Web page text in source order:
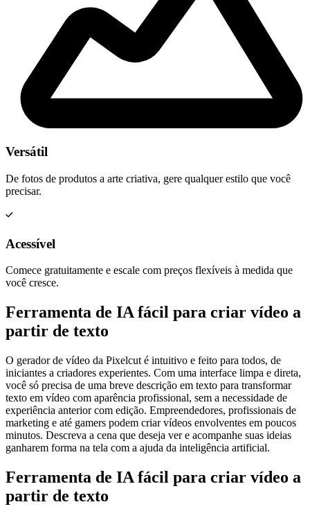
Versátil
De fotos de produtos a arte criativa, gere qualquer estilo que você
precisar.
Acessível
Comece gratuitamente e escale com preços flexíveis à medida que
você cresce.
Ferramenta de IA fácil para criar vídeo a
partir de texto
O gerador de vídeo da Pixelcut é intuitivo e feito para todos, de
iniciantes a criadores experientes. Com uma interface limpa e direta,
você só precisa de uma breve descrição em texto para transformar
texto em vídeo com aparência profissional, sem a necessidade de
experiência anterior com edição. Empreendedores, profissionais de
marketing e até gamers podem criar vídeos envolventes em poucos
minutos. Descreva a cena que deseja ver e acompanhe suas ideias
ganharem forma na tela com a ajuda da inteligência artificial.
Ferramenta de IA fácil para criar vídeo a
partir de texto